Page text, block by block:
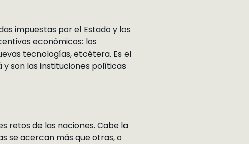
impuestas por el Estado y los
económicos: los
tecnologías, etcétera. Es el
son las instituciones políticas
retos de las naciones. Cabe la
se acercan más que otras, o